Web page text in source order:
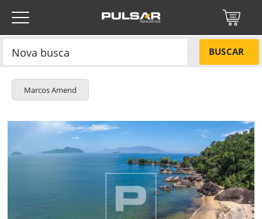
BUSCAR
Marcos Amend
Título do projeto NÃO
SIM
Tamanho P
R$ 57,00